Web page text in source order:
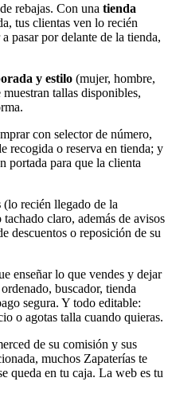
rebajas. Con una tienda
tus clientas ven lo recién
pasar por delante de la tienda,
y estilo (mujer, hombre,
tallas disponibles,
con selector de número,
recogida o reserva en tienda; y
portada para que la clienta
(lo recién llegado de la
claro, además de avisos
descuentos o reposición de su
enseñar lo que vendes y dejar
buscador, tienda
segura. Y todo editable:
o agotas talla cuando quieras.
de su comisión y sus
muchos Zapaterías te
queda en tu caja. La web es tu